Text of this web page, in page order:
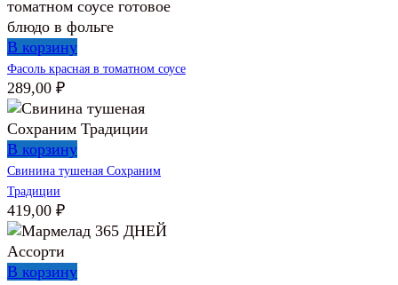
В корзину
Фасоль красная в томатном соусе
289,00 ₽
В корзину
Свинина тушеная Сохраним
Традиции
419,00 ₽
В корзину